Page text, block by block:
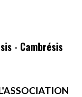
- Cambrésis